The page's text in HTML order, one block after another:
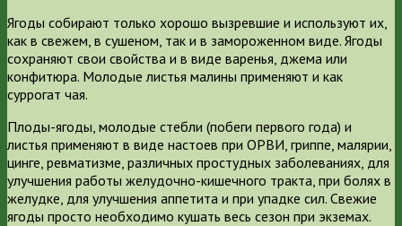
Ягоды собирают только хорошо вызревшие и используют их,
как в свежем, в сушеном, так и в замороженном виде. Ягоды
сохраняют свои свойства и в виде варенья, джема или
конфитюра. Молодые листья малины применяют и как
суррогат чая.
Плоды-ягоды, молодые стебли (побеги первого года) и
листья применяют в виде настоев при ОРВИ, гриппе, малярии,
цинге, ревматизме, различных простудных заболеваниях, для
улучшения работы желудочно-кишечного тракта, при болях в
желудке, для улучшения аппетита и при упадке сил. Свежие
ягоды просто необходимо кушать весь сезон при экземах.